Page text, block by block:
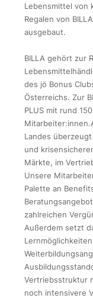
Lebensmittel von
Regalen von
ausgebaut.
BILLA gehört zur
des jö Bonus
Österreichs. Zur
PLUS mit rund
Landes
und
Märkte, im
Unsere
Palette an
zahlreichen
Außerdem setzt
Vertriebsstruktur
noch intensivere